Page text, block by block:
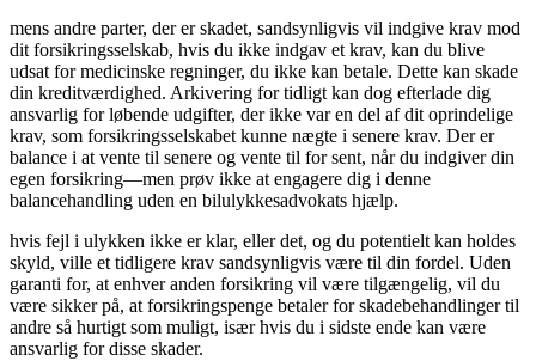
mens andre parter, der er skadet, sandsynligvis vil indgive krav mod
dit forsikringsselskab, hvis du ikke indgav et krav, kan du blive
udsat for medicinske regninger, du ikke kan betale. Dette kan skade
din kreditværdighed. Arkivering for tidligt kan dog efterlade dig
ansvarlig for løbende udgifter, der ikke var en del af dit oprindelige
krav, som forsikringsselskabet kunne nægte i senere krav. Der er
balance i at vente til senere og vente til for sent, når du indgiver din
egen forsikring—men prøv ikke at engagere dig i denne
balancehandling uden en bilulykkesadvokats hjælp.
hvis fejl i ulykken ikke er klar, eller det, og du potentielt kan holdes
skyld, ville et tidligere krav sandsynligvis være til din fordel. Uden
garanti for, at enhver anden forsikring vil være tilgængelig, vil du
være sikker på, at forsikringspenge betaler for skadebehandlinger til
andre så hurtigt som muligt, især hvis du i sidste ende kan være
ansvarlig for disse skader.